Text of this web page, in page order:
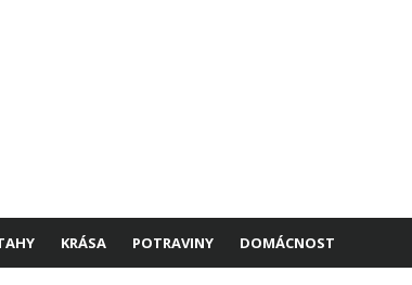
KRÁSA POTRAVINY DOMÁCNOST